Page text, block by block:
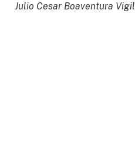
Julio Cesar Boaventura Vigil